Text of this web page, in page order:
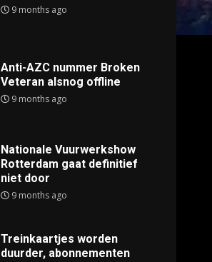
9 months ago
Anti-AZC nummer Broken
Veteran alsnog offline
9 months ago
Nationale Vuurwerkshow
Rotterdam gaat definitief
niet door
9 months ago
Treinkaartjes worden
duurder, abonnementen